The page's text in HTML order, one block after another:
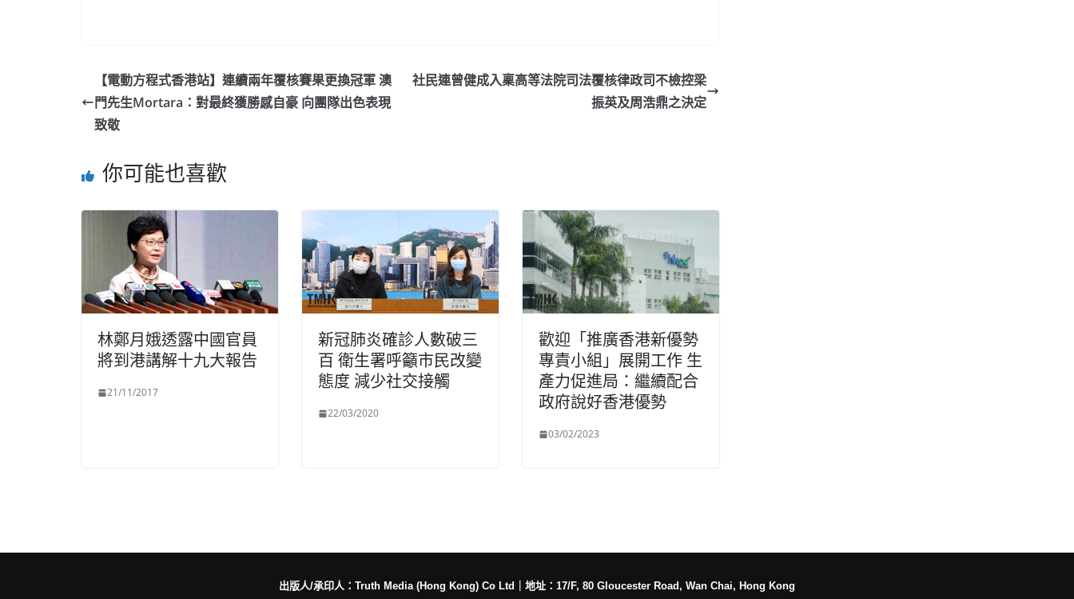
【電動方程式香港站】連續兩年覆核賽果更換冠軍 澳
門先生Mortara：對最終獲勝感自豪 向團隊出色表現
致敬
社民連曾健成入稟高等法院司法覆核律政司不檢控梁
振英及周浩鼎之決定
你可能也喜歡
林鄭月娥透露中國官員
將到港講解十九大報告
21/11/2017
新冠肺炎確診人數破三
百 衛生署呼籲市民改變
態度 減少社交接觸
22/03/2020
歡迎「推廣香港新優勢
專責小組」展開工作 生
產力促進局：繼續配合
政府說好香港優勢
03/02/2023
出版人/承印人：Truth Media (Hong Kong) Co Ltd 地址：17/F, 80 Gloucester Road, Wan Chai, Hong Kong